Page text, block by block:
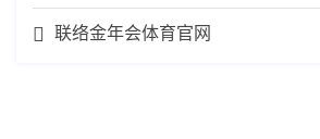
联络金年会体育官网